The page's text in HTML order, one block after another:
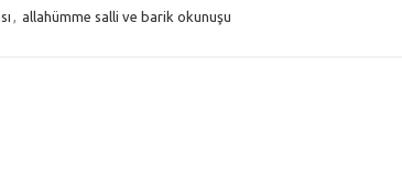
, allahümme salli ve barik okunuşu